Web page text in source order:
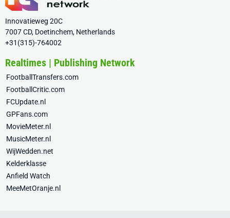
Innovatieweg 20C
7007 CD, Doetinchem, Netherlands
+31(315)-764002
Realtimes | Publishing Network
FootballTransfers.com
FootballCritic.com
FCUpdate.nl
GPFans.com
MovieMeter.nl
MusicMeter.nl
WijWedden.net
Kelderklasse
Anfield Watch
MeeMetOranje.nl